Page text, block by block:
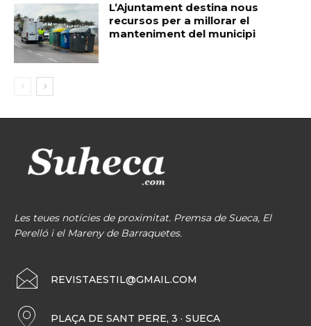
L’Ajuntament destina nous
recursos per a millorar el
manteniment del municipi
Les teues notícies de proximitat. Premsa de Sueca, El
Perelló i el Mareny de Barraquetes.
REVISTAESTIL@GMAIL.COM
PLAÇA DE SANT PERE, 3 · SUECA